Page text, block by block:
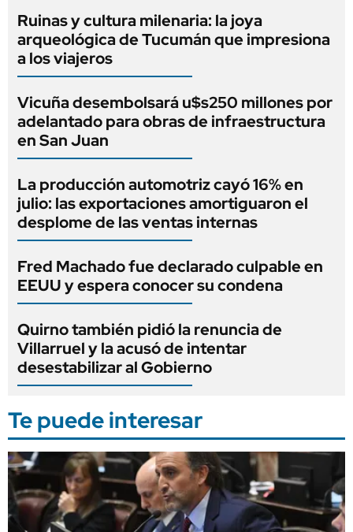
Ruinas y cultura milenaria: la joya
arqueológica de Tucumán que impresiona
a los viajeros
Vicuña desembolsará u$s250 millones por
adelantado para obras de infraestructura
en San Juan
La producción automotriz cayó 16% en
julio: las exportaciones amortiguaron el
desplome de las ventas internas
Fred Machado fue declarado culpable en
EEUU y espera conocer su condena
Quirno también pidió la renuncia de
Villarruel y la acusó de intentar
desestabilizar al Gobierno
Te puede interesar